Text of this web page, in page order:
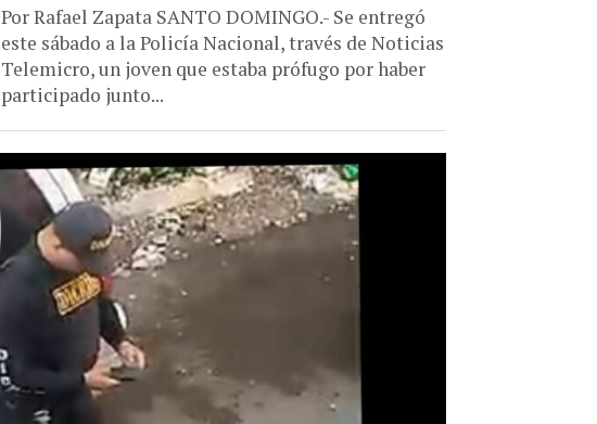
Por Rafael Zapata SANTO DOMINGO.- Se entregó
este sábado a la Policía Nacional, través de Noticias
Telemicro, un joven que estaba prófugo por haber
participado junto...